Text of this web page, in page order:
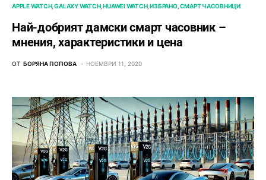
APPLE WATCH GALAXY WATCH HUAWEI WATCH ИЗБРАНО СМАРТ ЧАСОВНИЦИ
Най-добрият дамски смарт часовник –
мнения, характеристики и цена
ОТ БОРЯНА ПОПОВА НОЕМВРИ 11, 2020